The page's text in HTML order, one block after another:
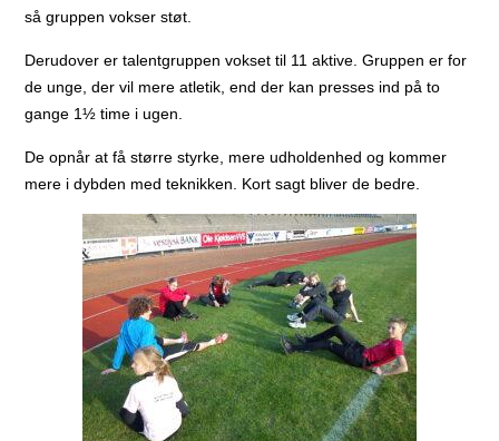
så gruppen vokser støt.
Derudover er talentgruppen vokset til 11 aktive. Gruppen er for
de unge, der vil mere atletik, end der kan presses ind på to
gange 1½ time i ugen.
De opnår at få større styrke, mere udholdenhed og kommer
mere i dybden med teknikken. Kort sagt bliver de bedre.